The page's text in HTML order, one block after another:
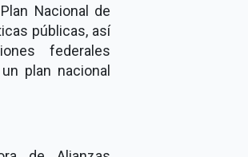
Nacional de
públicas, así
federales
plan nacional